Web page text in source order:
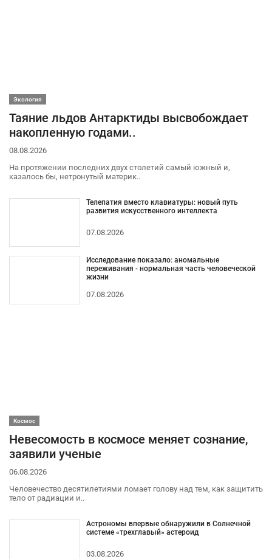
Экология
Таяние льдов Антарктиды высвобождает
накопленную годами..
08.08.2026
На протяжении последних двух столетий самый южный и,
казалось бы, нетронутый материк..
Телепатия вместо клавиатуры: новый путь
развития искусственного интеллекта
07.08.2026
Исследование показало: аномальные
переживания - нормальная часть человеческой
жизни
07.08.2026
Космос
Невесомость в космосе меняет сознание,
заявили ученые
06.08.2026
Человечество десятилетиями ломает голову над тем, как защитить
тело от радиации и..
Астрономы впервые обнаружили в Солнечной
системе «трехглавый» астероид
03.08.2026